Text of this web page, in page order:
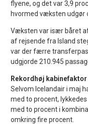
flyene, og det var 3,9
hvormed væksten udgør
Væksten var især båret
af rejsende fra Island
var der færre
udgjorde 210.945
Rekordhøj kabinefaktor
Selvom Icelandair i maj
med to procent,
med to procent i
omkring fire procent.